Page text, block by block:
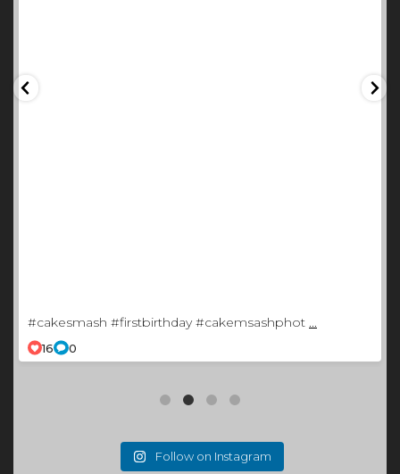
#cakesmash #firstbirthday #cakemsashphot ...
16 0
Follow on Instagram